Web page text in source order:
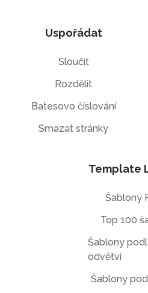
Uspořádat
Sloučit
Rozdělit
Batesovo číslování
Smazat stránky
Template
Šablony
Top 100
Šablony
odvětví
Šablony